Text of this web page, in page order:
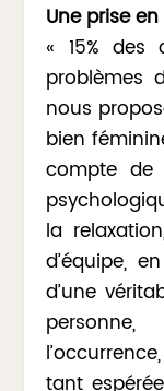
Une prise
« 15% des
problèmes
nous
bien
compte de
la
d’équipe,
d’une
tant